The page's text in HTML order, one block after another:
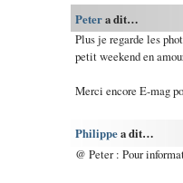
Petera dit…
Plus je regarde les
petit weekend en
Merci encore E-mag
Philippea dit…
@ Peter : Pour